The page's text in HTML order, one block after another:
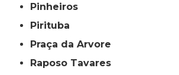
Pinheiros
Pirituba
Praça da Arvore
Raposo Tavares